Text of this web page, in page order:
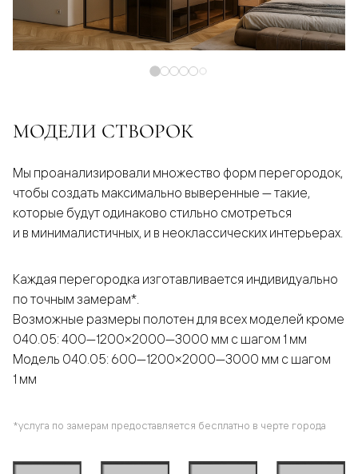
МОДЕЛИ СТВОРОК
Мы проанализировали множество форм перегородок,
чтобы создать максимально выверенные — такие,
которые будут одинаково стильно смотреться
и в минималистичных, и в неоклассических интерьерах.
Каждая перегородка изготавливается индивидуально
по точным замерам*.
Возможные размеры полотен для всех моделей кроме
040.05: 400—1200×2000—3000 мм с шагом 1 мм
Модель 040.05: 600—1200×2000—3000 мм с шагом
1 мм
*услуга по замерам предоставляется бесплатно в черте города